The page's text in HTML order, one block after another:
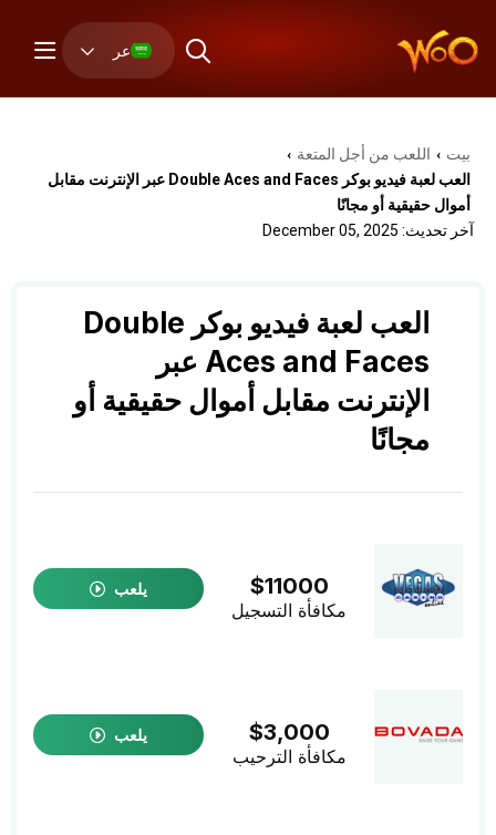
عر
بيت › اللعب من أجل المتعة ›
العب لعبة فيديو بوكر Double Aces and Faces عبر الإنترنت مقابل
أموال حقيقية أو مجانًا
آخر تحديث: December 05, 2025
العب لعبة فيديو بوكر Double
Aces and Faces عبر
الإنترنت مقابل أموال حقيقية أو
مجانًا
$11000
مكافأة التسجيل
يلعب
$3,000
مكافأة الترحيب
يلعب